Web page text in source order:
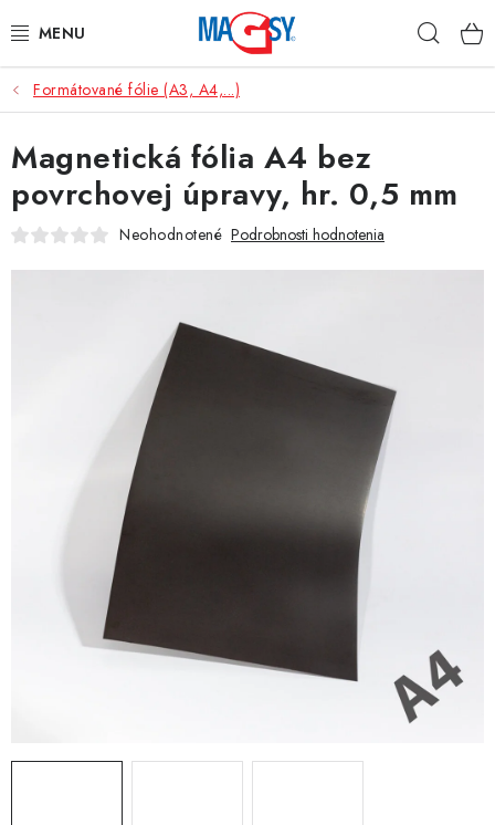
na
HLAVNÉ KATEGÓRIE
MAGNETICKÉ POMÔCKY
PRIEMYSELNÉ MAGNETY
OSTATNÉ MAGNETY
NEREZOVÉ MATERIÁLY
Obchodné podmienky
Ochrana osobných údajov
Formátované fólie (A3, A4,...)
Magnetická fólia A4 bez
povrchovej úpravy, hr. 0,5 mm
Neohodnotené Podrobnosti hodnotenia